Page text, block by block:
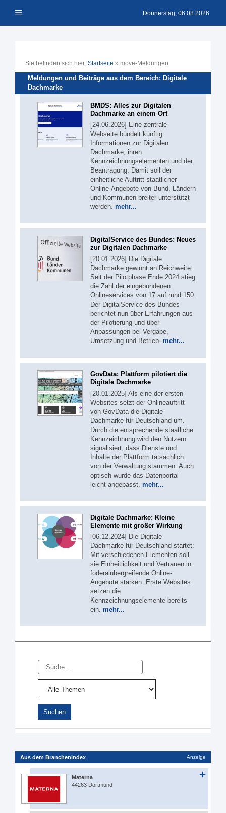
Inhalt Menü Donnerstag, 06.08.2026
Sie befinden sich hier: Startseite » move-Meldungen
Meldungen und Beiträge aus dem Bereich: Digitale
Dachmarke
BMDS: Alles zur Digitalen
Dachmarke an einem Ort
[24.06.2026] Eine zentrale
Webseite bündelt künftig
Informationen zur Digitalen
Dachmarke, ihren
Kennzeichnungselementen und der
Beantragung. Damit soll der
einheitliche Auftritt staatlicher
Online-Angebote von Bund, Ländern
und Kommunen breiter unterstützt
werden. mehr...
DigitalService des Bundes: Neues
zur Digitalen Dachmarke
[20.01.2026] Die Digitale
Dachmarke gewinnt an Reichweite:
Seit der Pilotphase Ende 2024 stieg
die Zahl der eingebundenen
Onlineservices von 17 auf rund 150.
Der DigitalService des Bundes
berichtet nun über Erfahrungen aus
der Pilotierung und über
Anpassungen bei Vergabe,
Umsetzung und Betrieb. mehr...
GovData: Plattform pilotiert die
Digitale Dachmarke
[20.01.2025] Als eine der ersten
Websites setzt der Onlineauftritt
von GovData die Digitale
Dachmarke für Deutschland um.
Durch die entsprechende staatliche
Kennzeichnung wird den Nutzern
signalisiert, dass Dienste und
Inhalte der Plattform tatsächlich
von der Verwaltung stammen. Auch
optisch wurde das Datenportal
leicht angepasst. mehr...
Digitale Dachmarke: Kleine
Elemente mit großer Wirkung
[06.12.2024] Die Digitale
Dachmarke für Deutschland startet:
Mit verschiedenen Elementen soll
sie Einheitlichkeit und Vertrauen in
föderalübergreifende Online-
Angebote stärken. Erste Websites
setzen die
Kennzeichnungselemente bereits
ein. mehr...
Suche
Aus dem Branchenindex Anzeige
Materna
44263 Dortmund